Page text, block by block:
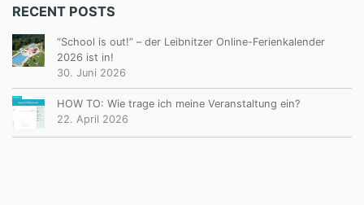
RECENT POSTS
“School is out!” – der Leibnitzer Online-Ferienkalender
2026 ist in!
30. Juni 2026
HOW TO: Wie trage ich meine Veranstaltung ein?
22. April 2026